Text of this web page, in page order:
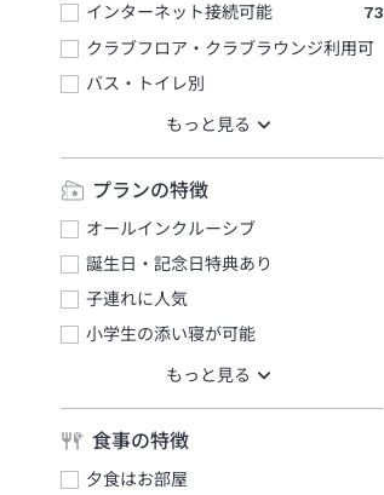
インターネット接続可能
73
クラブフロア・クラブラウンジ利用可
バス・トイレ別
プランの特徴
オールインクルーシブ
誕生日・記念日特典あり
子連れに人気
小学生の添い寝が可能
食事の特徴
夕食はお部屋